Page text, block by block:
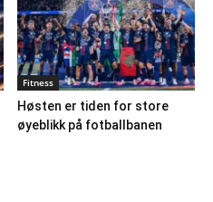
Fitness
Høsten er tiden for store
øyeblikk på fotballbanen